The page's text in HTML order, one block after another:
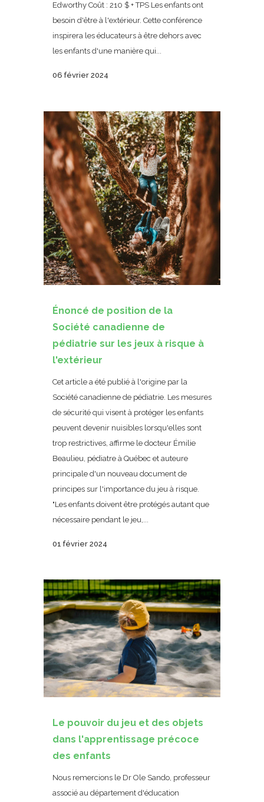
Edworthy Coût : 210 $ + TPS Les enfants ont
besoin d'être à l'extérieur. Cette conférence
inspirera les éducateurs à être dehors avec
les enfants d'une manière qui...
06 février 2024
Énoncé de position de la
Société canadienne de
pédiatrie sur les jeux à risque à
l'extérieur
Cet article a été publié à l'origine par la
Société canadienne de pédiatrie. Les mesures
de sécurité qui visent à protéger les enfants
peuvent devenir nuisibles lorsqu'elles sont
trop restrictives, affirme le docteur Émilie
Beaulieu, pédiatre à Québec et auteure
principale d'un nouveau document de
principes sur l'importance du jeu à risque.
"Les enfants doivent être protégés autant que
nécessaire pendant le jeu,...
01 février 2024
Le pouvoir du jeu et des objets
dans l'apprentissage précoce
des enfants
Nous remercions le Dr Ole Sando, professeur
associé au département d'éducation